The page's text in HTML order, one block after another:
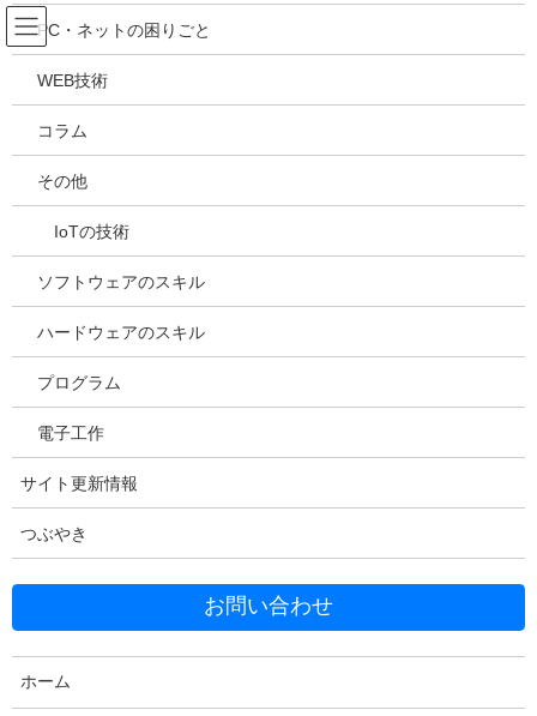
コ
ン
テ
ツ
ス
ッ
ナ
ビ
ゲ
シ
ン
移
吉川万能ＩＴ研究所
メディア
HOME
2021年4月26日
20210426132054
Facebook
PC・ネットの困りごと
WEB技術
コラム
その他
IoTの技術
ソフトウェアのスキル
ハードウェアのスキル
プログラム
電子工作
サイト更新情報
つぶやき
お問い合わせ
ホーム